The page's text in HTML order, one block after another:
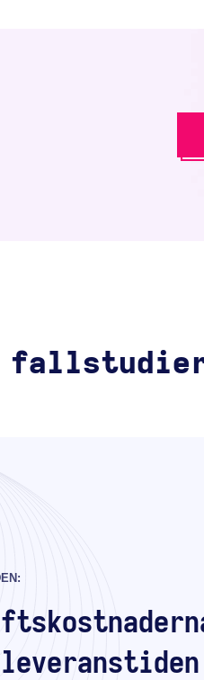
leveranstiden